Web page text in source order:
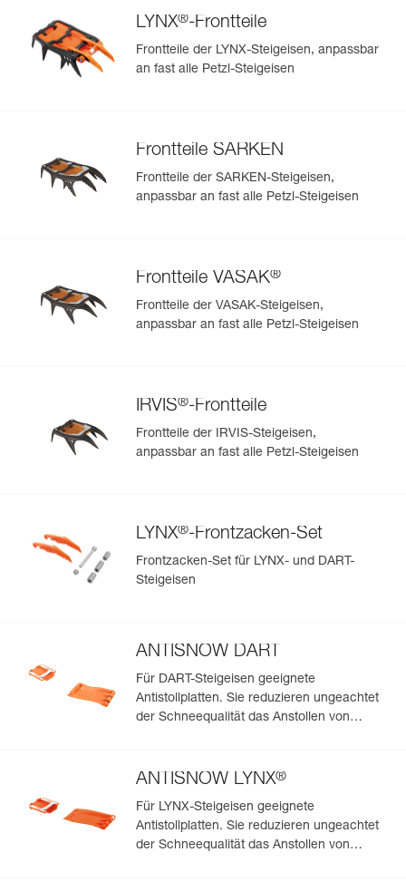
LYNX®-Frontteile
Frontteile der LYNX-Steigeisen, anpassbar
an fast alle Petzl-Steigeisen
Frontteile SARKEN
Frontteile der SARKEN-Steigeisen,
anpassbar an fast alle Petzl-Steigeisen
Frontteile VASAK®
Frontteile der VASAK-Steigeisen,
anpassbar an fast alle Petzl-Steigeisen
IRVIS®-Frontteile
Frontteile der IRVIS-Steigeisen,
anpassbar an fast alle Petzl-Steigeisen
LYNX®-Frontzacken-Set
Frontzacken-Set für LYNX- und DART-
Steigeisen
ANTISNOW DART
Für DART-Steigeisen geeignete
Antistollplatten. Sie reduzieren ungeachtet
der Schneequalität das Anstollen von
ANTISNOW LYNX®
Für LYNX-Steigeisen geeignete
Antistollplatten. Sie reduzieren ungeachtet
der Schneequalität das Anstollen von